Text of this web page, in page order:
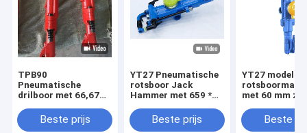
TPB90
Pneumatische
drilboor met 66,67
152 mm zuigerslag
en 42 kg gewicht
Beste prijs
YT27 Pneumatische
rotsboor Jack
Hammer met 659 *
Grootte 27kgs
Gewicht en 34-45mm
Beste prijs
YT27 model
met 60 mm
boorgat
voor mijnbouw
Beste